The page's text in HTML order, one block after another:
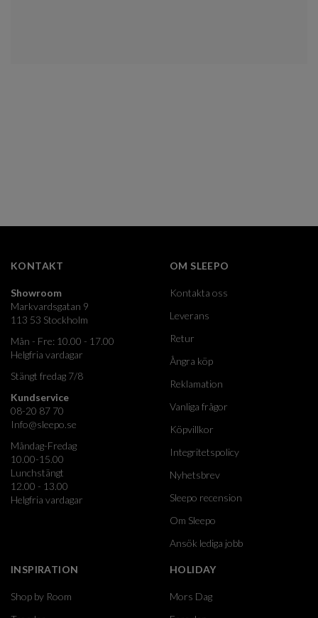
KONTAKT
Showroom
Markvardsgatan 9
113 53 Stockholm
Mån - Fre: 10.00 - 17.00
Helgfria vardagar
Stängt fredag 7/8
Kundservice
08-20 87 70
Info@sleepo.se
Måndag-Fredag
10.00-15.00
Lunchstängt
12.00 - 13.00
Helgfria vardagar
OM SLEEPO
Kontakta oss
Leverans
Retur
Ångra köp
Reklamation
Vanliga frågor
Köpvillkor
Integritetspolicy
Nyhetsbrev
Sleepo recension
Om Sleepo
Ansök lediga jobb
INSPIRATION
Shop by Room
HOLIDAY
Mors Dag